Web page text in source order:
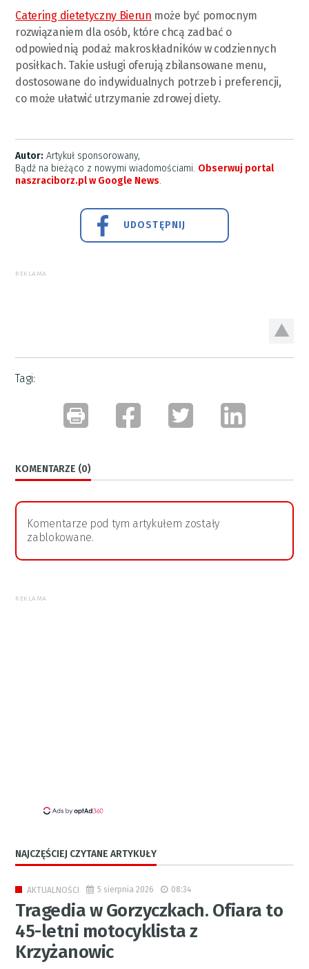
Catering dietetyczny Bierun może być pomocnym
rozwiązaniem dla osób, które chcą zadbać o
odpowiednią podaż makroskładników w codziennych
posiłkach. Takie usługi oferują zbilansowane menu,
dostosowane do indywidualnych potrzeb i preferencji,
co może ułatwić utrzymanie zdrowej diety.
Autor: Artykuł sponsorowany,
Bądź na bieżąco z nowymi wiadomościami. Obserwuj portal
naszraciborz.pl w Google News.
UDOSTĘPNIJ
REKLAMA
Tagi:
KOMENTARZE (0)
Komentarze pod tym artykułem zostały
zablokowane.
REKLAMA
NAJCZĘŚCIEJ CZYTANE ARTYKUŁY
AKTUALNOŚCI 5 sierpnia 2026 08:34
Tragedia w Gorzyczkach. Ofiara to
45-letni motocyklista z
Krzyżanowic